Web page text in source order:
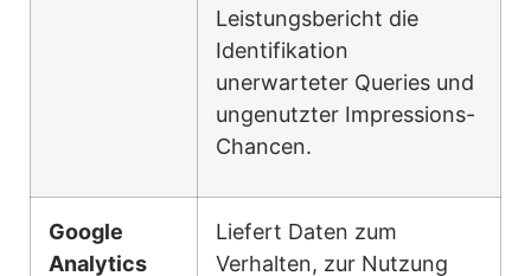
Leistungsbericht die
Identifikation
unerwarteter Queries und
ungenutzter Impressions-
Chancen.
Google
Analytics
Liefert Daten zum
Verhalten, zur Nutzung